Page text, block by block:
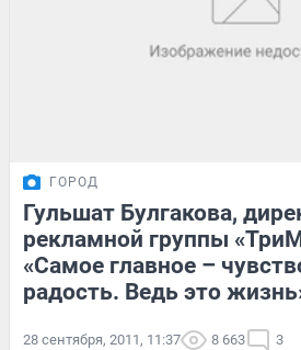
ГОРОД
Гульшат Булгакова,
рекламной группы
«Самое главное –
радость. Ведь это
28 сентября, 2011, 11:37 8 663 3